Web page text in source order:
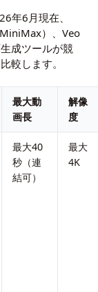
年6月現在、
）、Veo
成ツールが競
較します。
最大動
画長
解像
度
最大40
秒（連
結可）
最大
4K